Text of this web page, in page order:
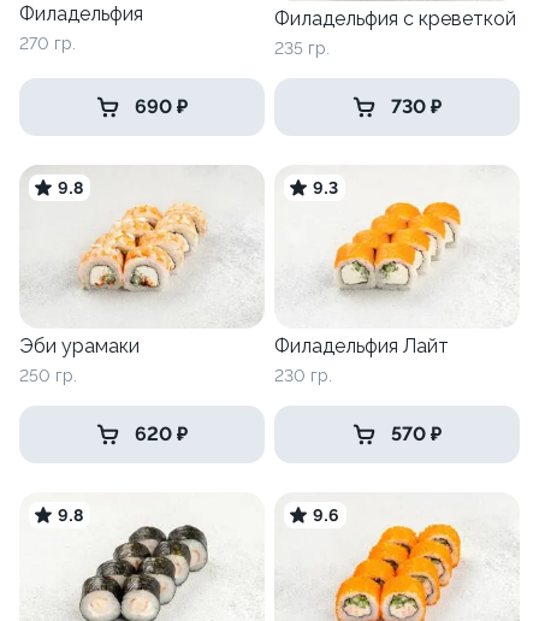
Филадельфия
270 гр.
690 ₽
Филадельфия с креветкой
235 гр.
730 ₽
9.8
Эби урамаки
250 гр.
620 ₽
9.3
Филадельфия Лайт
230 гр.
570 ₽
9.8 9.6